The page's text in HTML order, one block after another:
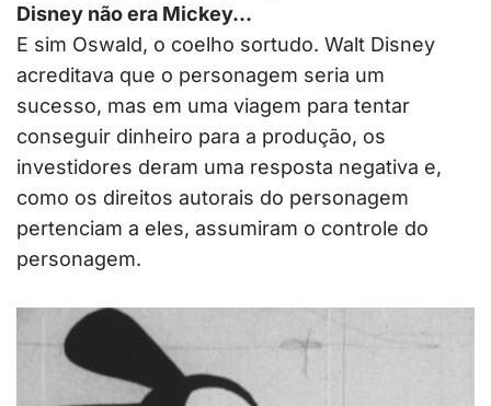
Disney não era Mickey…
E sim Oswald, o coelho sortudo. Walt Disney
acreditava que o personagem seria um
sucesso, mas em uma viagem para tentar
conseguir dinheiro para a produção, os
investidores deram uma resposta negativa e,
como os direitos autorais do personagem
pertenciam a eles, assumiram o controle do
personagem.